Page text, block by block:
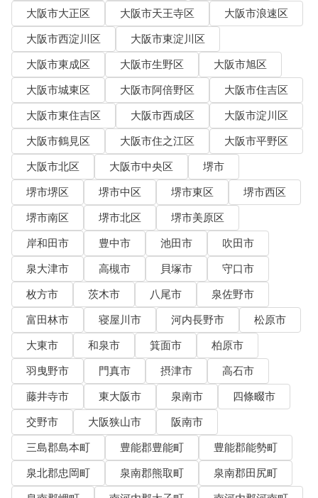
大阪市大正区
大阪市天王寺区
大阪市浪速区
大阪市西淀川区
大阪市東淀川区
大阪市東成区
大阪市生野区
大阪市旭区
大阪市城東区
大阪市阿倍野区
大阪市住吉区
大阪市東住吉区
大阪市西成区
大阪市淀川区
大阪市鶴見区
大阪市住之江区
大阪市平野区
大阪市北区
大阪市中央区
堺市
堺市堺区
堺市中区 堺市東区
堺市西区
堺市南区
堺市北区
堺市美原区
岸和田市
豊中市 池田市
吹田市
泉大津市
高槻市 貝塚市
守口市
枚方市
茨木市 八尾市
泉佐野市
富田林市
寝屋川市 河内長野市
松原市
大東市
和泉市 箕面市
柏原市
羽曳野市
門真市 摂津市
高石市
藤井寺市
東大阪市 泉南市
四條畷市
交野市
大阪狭山市
阪南市
三島郡島本町
豊能郡豊能町
豊能郡能勢町
泉北郡忠岡町
泉南郡熊取町
泉南郡田尻町